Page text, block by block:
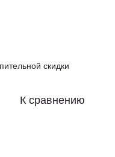
скидки
К сравнению